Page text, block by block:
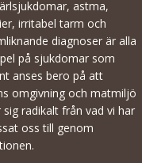
astma,
irritabel tarm och
diagnoser är alla
på sjukdomar som
anses bero på att
omgivning och matmiljö
sig radikalt från vad vi har
oss till genom